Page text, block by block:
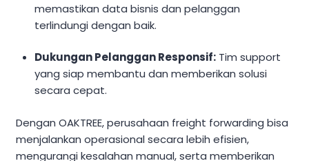
memastikan data bisnis dan pelanggan
terlindungi dengan baik.
Dukungan Pelanggan Responsif: Tim support
yang siap membantu dan memberikan solusi
secara cepat.
Dengan OAKTREE, perusahaan freight forwarding bisa
menjalankan operasional secara lebih efisien,
mengurangi kesalahan manual, serta memberikan